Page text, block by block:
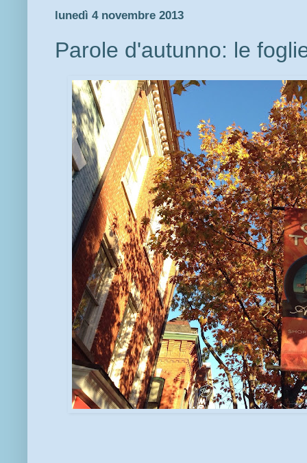
lunedì 4 novembre 2013
Parole d'autunno: le